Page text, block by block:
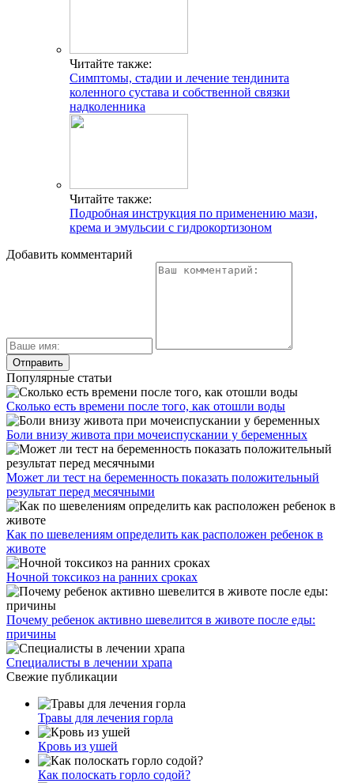
Читайте также:
Симптомы, стадии и лечение тендинита
коленного сустава и собственной связки
надколенника
Читайте также:
Подробная инструкция по применению мази,
крема и эмульсии с гидрокортизоном
Добавить комментарий
Популярные статьи
Сколько есть времени после того, как отошли воды
Боли внизу живота при мочеиспускании у беременных
Может ли тест на беременность показать положительный
результат перед месячными
Как по шевелениям определить как расположен ребенок в
животе
Ночной токсикоз на ранних сроках
Почему ребенок активно шевелится в животе после еды:
причины
Специалисты в лечении храпа
Свежие публикации
Травы для лечения горла
Кровь из ушей
Как полоскать горло содой?